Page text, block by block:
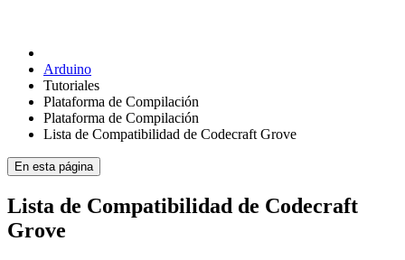
Arduino
Tutoriales
Plataforma de Compilación
Plataforma de Compilación
Lista de Compatibilidad de Codecraft Grove
En esta página
Lista de Compatibilidad de Codecraft
Grove